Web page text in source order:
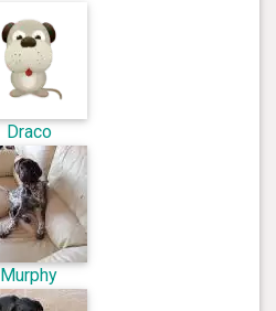
Draco
Murphy